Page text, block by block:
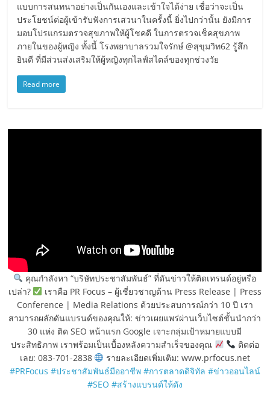
แบบการสนทนาอย่างเป็นกันเองและเข้าใจได้ง่าย เชื่อว่าจะเป็น
ประโยชน์ต่อผู้เข้ารับฟังการเสวนาในครั้งนี้ ยิ่งไปกว่านั้น ยังมีการ
มอบโปรแกรมตรวจสุขภาพให้ผู้โชคดี ในการตรวจเช็คสุขภาพ
ภายในของผู้หญิง ทั้งนี้ โรงพยาบาลรวมใจรักษ์ @สุขุมวิท62 รู้สึก
ยินดี ที่มีส่วนส่งเสริมให้ผู้หญิงทุกไลฟ์สไตล์ของทุกช่วงวัย
Read more
คุณกำลังหา “บริษัทประชาสัมพันธ์” ที่ดันข่าวให้ติดเทรนด์อยู่หรือ
เปล่า?
เราคือ PR Focus – ผู้เชี่ยวชาญด้าน Press Release | Press
Conference | Media Relations ด้วยประสบการณ์กว่า 10 ปี เรา
สามารถผลักดันแบรนด์ของคุณให้: ข่าวเผยแพร่ผ่านเว็บไซต์ชั้นนำกว่า
30 แห่ง ติด SEO หน้าแรก Google เจาะกลุ่มเป้าหมายแบบมี
ประสิทธิภาพ เราพร้อมเป็นเบื้องหลังความสำเร็จของคุณ
ติดต่อ
เลย: 083-701-2838
รายละเอียดเพิ่มเติม: www.prfocus.net
#PRFocus #ประชาสัมพันธ์มืออาชีพ #การตลาดดิจิทัล #ข่าวออนไลน์
#SEO #สร้างแบรนด์ให้ดัง